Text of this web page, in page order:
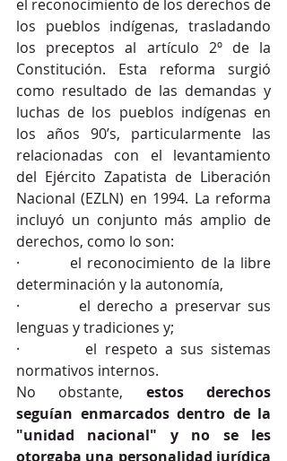
el reconocimiento de los derechos de
los pueblos indígenas, trasladando
los preceptos al artículo 2º de la
Constitución. Esta reforma surgió
como resultado de las demandas y
luchas de los pueblos indígenas en
los años 90’s, particularmente las
relacionadas con el levantamiento
del Ejército Zapatista de Liberación
Nacional (EZLN) en 1994. La reforma
incluyó un conjunto más amplio de
derechos, como lo son:
·         el reconocimiento de la libre
determinación y la autonomía,
·         el derecho a preservar sus
lenguas y tradiciones y;
·         el respeto a sus sistemas
normativos internos.
No obstante, estos derechos
seguían enmarcados dentro de la
"unidad nacional" y no se les
otorgaba una personalidad jurídica